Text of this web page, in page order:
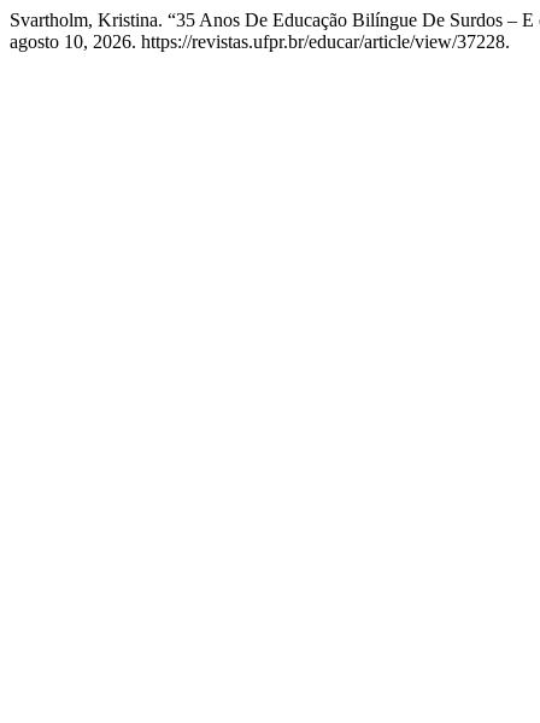
Svartholm, Kristina. “35 Anos De Educação Bilíngue De Surdos – E
agosto 10, 2026. https://revistas.ufpr.br/educar/article/view/37228.